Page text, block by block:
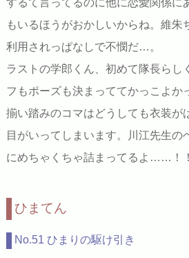
するて言ってるのに他に恋愛関係に
もいるほうがおかしいからね。維朱
利用されっぱなしで不憫だ…。
ラストの学郎くん、初めて隊長らし
フもポーズも決まっててかっこよか
揃い踏みのコマはどうしても衣装が
目がいってしまいます。川江先生の
にめちゃくちゃ詰まってるよ……！！
ひまてん
No.51 ひまりの駆け引き